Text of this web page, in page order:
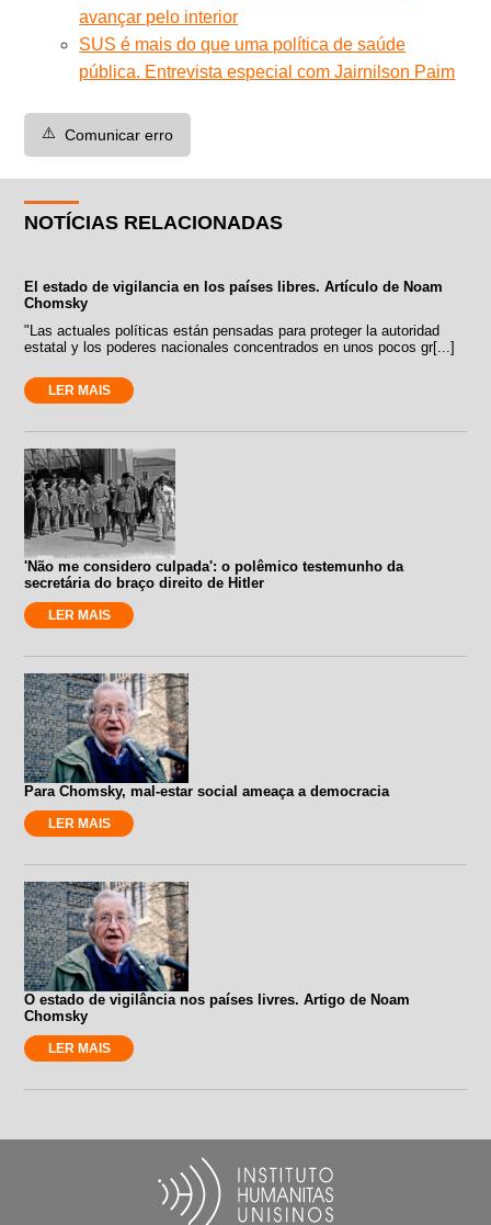
avançar pelo interior
SUS é mais do que uma política de saúde
pública. Entrevista especial com Jairnilson Paim
⚠️ Comunicar erro
NOTÍCIAS RELACIONADAS
El estado de vigilancia en los países libres. Artículo de Noam
Chomsky
"Las actuales políticas están pensadas para proteger la autoridad
estatal y los poderes nacionales concentrados en unos pocos gr[...]
LER MAIS
'Não me considero culpada': o polêmico testemunho da
secretária do braço direito de Hitler
LER MAIS
Para Chomsky, mal-estar social ameaça a democracia
LER MAIS
O estado de vigilância nos países livres. Artigo de Noam
Chomsky
LER MAIS